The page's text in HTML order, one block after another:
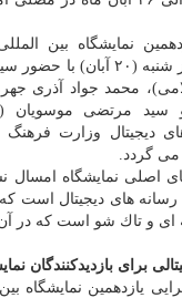
نمایشگاه بین
ساعت ۱۰ بامداد روز شنبه
محمد جواد آذری
و سید مرتضی موسویان
دیجیتال وزارت فرهنگ
می گردد.
نمایشگاه امسال
رسانه های دیجیتال است
و تاك شو است كه در آن